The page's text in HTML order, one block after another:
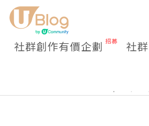
社群創作有價企劃 社